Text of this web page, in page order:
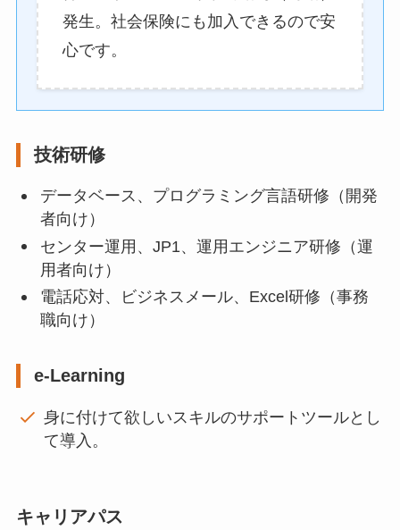
発生。社会保険にも加入できるので安
心です。
技術研修
データベース、プログラミング言語研修（開発
者向け）
センター運用、JP1、運用エンジニア研修（運
用者向け）
電話応対、ビジネスメール、Excel研修（事務
職向け）
e-Learning
身に付けて欲しいスキルのサポートツールとし
て導入。
キャリアパス